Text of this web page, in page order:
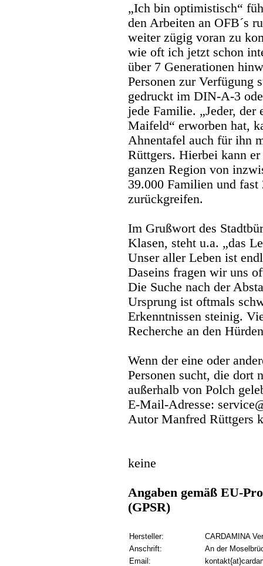
„Ich bin optimistisch“
den Arbeiten an OFB´s
weiter zügig voran zu
wie oft ich jetzt schon
über 7 Generationen
Personen zur Verfügung
gedruckt im DIN-A-3
jede Familie. „Jeder,
Maifeld“ erworben hat,
Ahnentafel auch für ihn
Rüttgers. Hierbei kann
ganzen Region von
39.000 Familien und fast
zurückgreifen.
Im Grußwort des
Klasen, steht u.a. „das
Unser aller Leben ist
Daseins fragen wir uns
Die Suche nach der
Ursprung ist oftmals
Erkenntnissen steinig.
Recherche an den
Wenn der eine oder
Personen sucht, die dort
außerhalb von Polch
E-Mail-Adresse:
Autor Manfred Rüttgers
keine
Angaben gemäß EU-
(GPSR)
Hersteller:
CARDAMINA
Anschrift:
An der
Email: